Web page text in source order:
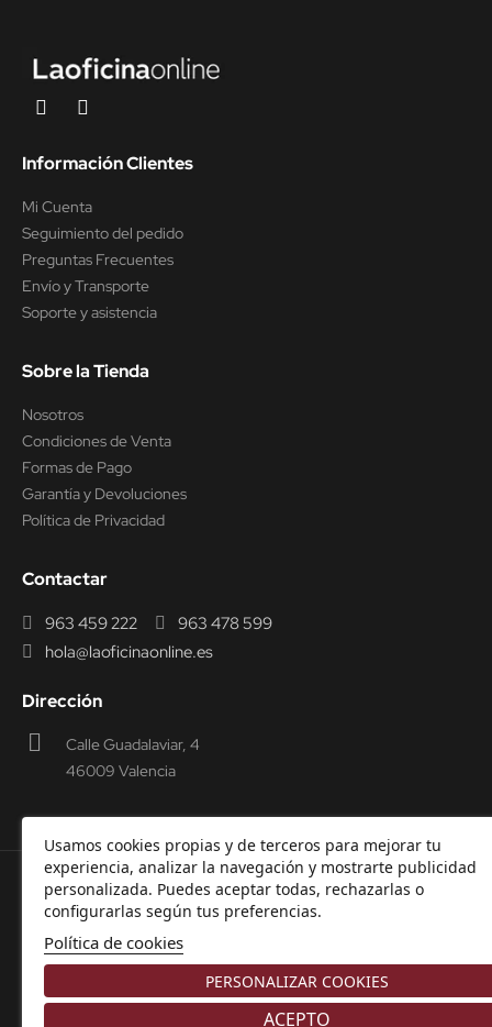
Usamos cookies propias y de terceros para mejorar tu
experiencia, analizar la navegación y mostrarte publicidad
personalizada. Puedes aceptar todas, rechazarlas o
configurarlas según tus preferencias.
Política de cookies
PERSONALIZAR COOKIES
ACEPTO
Información Clientes
Mi Cuenta
Seguimiento del pedido
Preguntas Frecuentes
Envío y Transporte
Soporte y asistencia
Sobre la Tienda
Nosotros
Condiciones de Venta
Formas de Pago
Garantía y Devoluciones
Política de Privacidad
Contactar
963 459 222
963 478 599
hola@laoficinaonline.es
Dirección
Calle Guadalaviar, 4
46009 Valencia
© 2000-2026 Laoficinaonline.SIDEOFFICE, S.L. CIF
B98914336 -
Aviso Legal -
Privacidad